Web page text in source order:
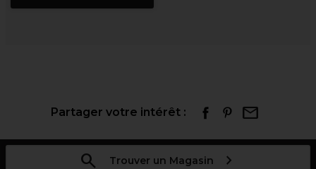
Partager votre intérêt :
Trouver un Magasin